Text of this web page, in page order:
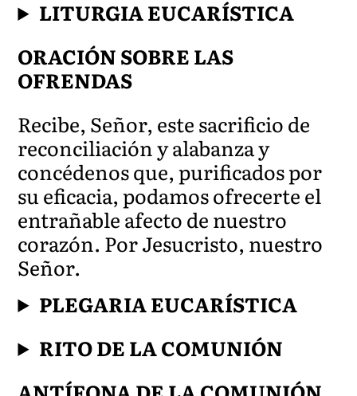
LITURGIA EUCARÍSTICA
ORACIÓN SOBRE LAS
OFRENDAS
Recibe, Señor, este sacrificio de
reconciliación y alabanza y
concédenos que, purificados por
su eficacia, podamos ofrecerte el
entrañable afecto de nuestro
corazón. Por Jesucristo, nuestro
Señor.
PLEGARIA EUCARÍSTICA
RITO DE LA COMUNIÓN